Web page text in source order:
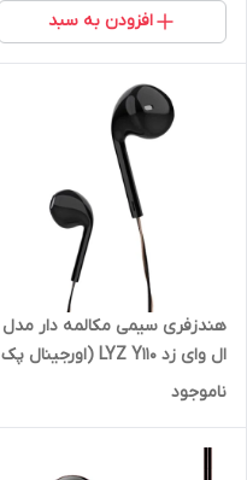
افزودن به سبد
هندزفری سیمی مکالمه دار مدل
ال وای زد LYZ Y110 (اورجینال پک
فلزی)
ناموجود